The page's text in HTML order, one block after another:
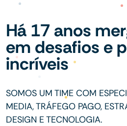
Há 17 anos
em desafios e
incríveis
SOMOS UM TIME COM
MEDIA, TRÁFEGO PAGO,
DESIGN E TECNOLOGIA.